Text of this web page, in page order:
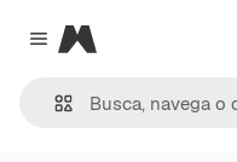
Close menu
Magnific